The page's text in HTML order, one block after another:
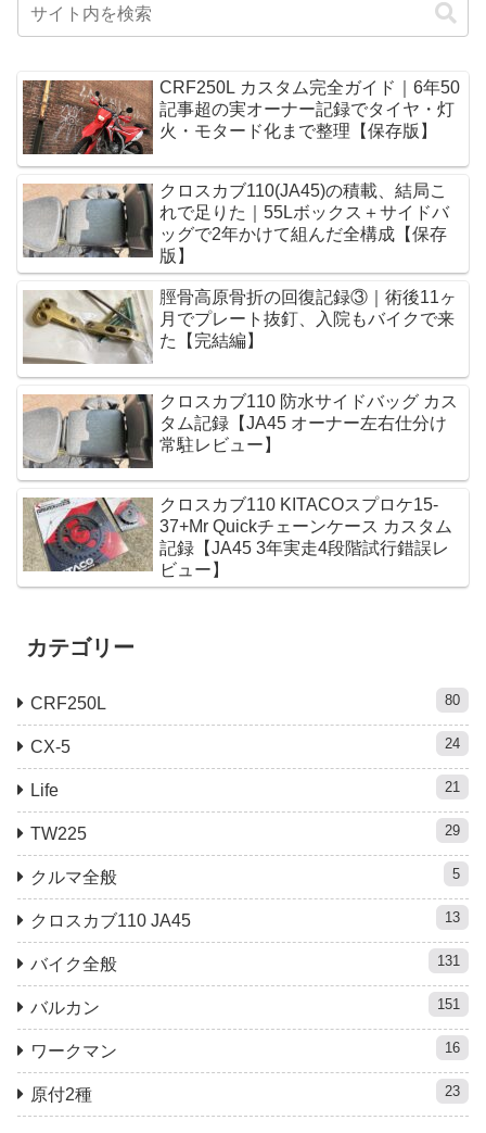
CRF250L カスタム完全ガイド｜6年50
記事超の実オーナー記録でタイヤ・灯
火・モタード化まで整理【保存版】
クロスカブ110(JA45)の積載、結局こ
れで足りた｜55Lボックス＋サイドバ
ッグで2年かけて組んだ全構成【保存
版】
脛骨高原骨折の回復記録③｜術後11ヶ
月でプレート抜釘、入院もバイクで来
た【完結編】
クロスカブ110 防水サイドバッグ カス
タム記録【JA45 オーナー左右仕分け
常駐レビュー】
クロスカブ110 KITACOスプロケ15-
37+Mr Quickチェーンケース カスタム
記録【JA45 3年実走4段階試行錯誤レ
ビュー】
カテゴリー
CRF250L 80
CX-5 24
Life 21
TW225 29
クルマ全般 5
クロスカブ110 JA45 13
バイク全般 131
バルカン 151
ワークマン 16
原付2種 23